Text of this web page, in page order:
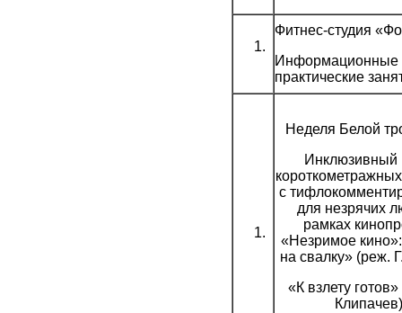
Фитнес-студия
Информационные
практические
Неделя Белой
Инклюзивный
с
для незрячих
рамках
«Незримое
на свалку» (реж.
«К взлету